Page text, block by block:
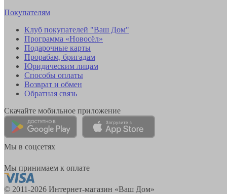
Покупателям
Клуб покупателей "Ваш Дом"
Программа «Новосёл»
Подарочные карты
Прорабам, бригадам
Юридическим лицам
Способы оплаты
Возврат и обмен
Обратная связь
Скачайте мобильное приложение
Мы в соцсетях
Мы принимаем к оплате
© 2011-2026 Интернет-магазин «Ваш Дом»